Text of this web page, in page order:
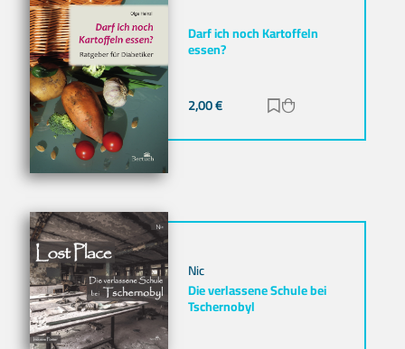
Darf ich noch Kartoffeln
essen?
2,00€ Zur Merkliste
Nic
Die verlassene Schule bei
Tschernobyl